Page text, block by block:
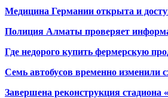
Медицина Германии открыта и
Полиция Алматы проверяет
Где недорого купить фермерскую
Семь автобусов временно изменили
Завершена реконструкция стадиона